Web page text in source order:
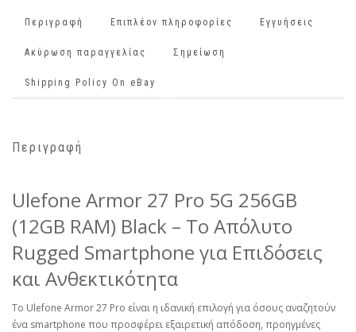
Περιγραφή Επιπλέον πληροφορίες Εγγυήσεις
Ακύρωση παραγγελίας Σημείωση
Shipping Policy On eBay
Περιγραφή
Ulefone Armor 27 Pro 5G 256GB
(12GB RAM) Black – Το Απόλυτο
Rugged Smartphone για Επιδόσεις
και Ανθεκτικότητα
Το Ulefone Armor 27 Pro είναι η ιδανική επιλογή για όσους αναζητούν
ένα smartphone που προσφέρει εξαιρετική απόδοση, προηγμένες